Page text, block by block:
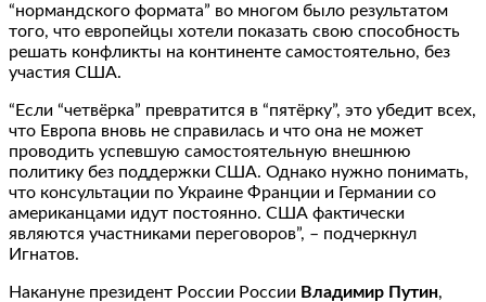
“нормандского формата” во многом было результатом
того, что европейцы хотели показать свою способность
решать конфликты на континенте самостоятельно, без
участия США.
“Если “четвёрка” превратится в “пятёрку”, это убедит всех,
что Европа вновь не справилась и что она не может
проводить успевшую самостоятельную внешнюю
политику без поддержки США. Однако нужно понимать,
что консультации по Украине Франции и Германии со
американцами идут постоянно. США фактически
являются участниками переговоров”, – подчеркнул
Игнатов.
Накануне президент России России Владимир Путин,